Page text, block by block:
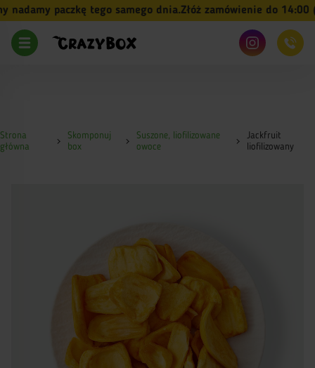
paczkę tego samego dnia.Złóż zamówienie do 14:00
Strona
główna
Skomponuj
box
Suszone, liofilizowane
owoce
Jackfruit
liofilizowany